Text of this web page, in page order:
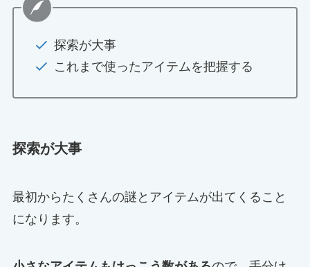
探索が大事
これまで使ったアイテムを把握する
探索が大事
最初からたくさんの謎とアイテムが出てくること
になります。